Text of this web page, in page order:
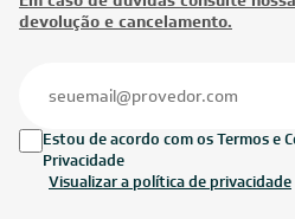
devolução e cancelamento.
Estou de acordo com os Termos e
Privacidade
Visualizar a política de privacidade